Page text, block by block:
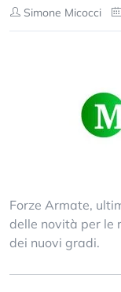
Simone Micocci
Forze Armate,
delle novità per le
dei nuovi gradi.